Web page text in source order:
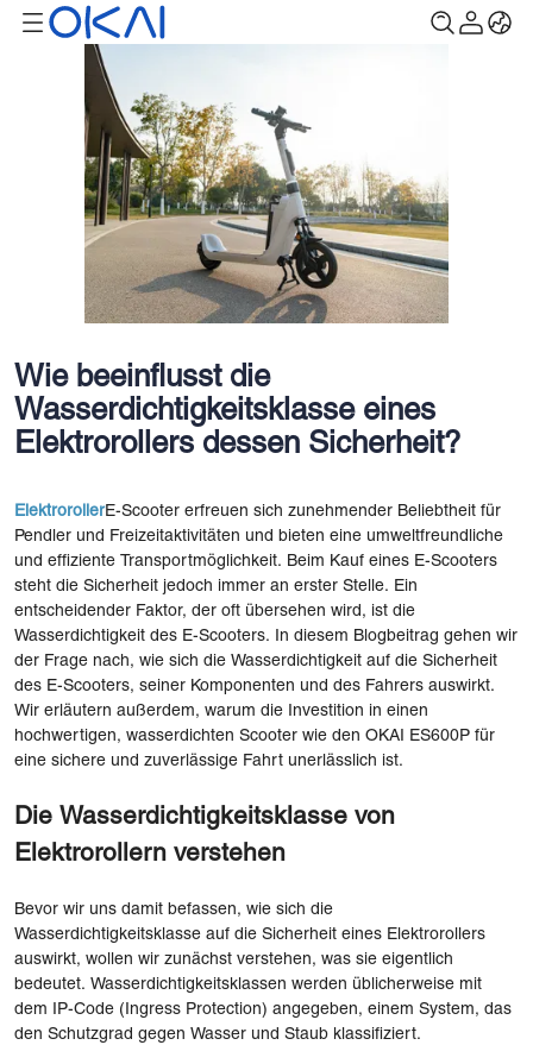
Wie beeinflusst die
Wasserdichtigkeitsklasse eines
Elektrorollers dessen Sicherheit?
ElektrorollerE-Scooter erfreuen sich zunehmender Beliebtheit für
Pendler und Freizeitaktivitäten und bieten eine umweltfreundliche
und effiziente Transportmöglichkeit. Beim Kauf eines E-Scooters
steht die Sicherheit jedoch immer an erster Stelle. Ein
entscheidender Faktor, der oft übersehen wird, ist die
Wasserdichtigkeit des E-Scooters. In diesem Blogbeitrag gehen wir
der Frage nach, wie sich die Wasserdichtigkeit auf die Sicherheit
des E-Scooters, seiner Komponenten und des Fahrers auswirkt.
Wir erläutern außerdem, warum die Investition in einen
hochwertigen, wasserdichten Scooter wie den OKAI ES600P für
eine sichere und zuverlässige Fahrt unerlässlich ist.
Die Wasserdichtigkeitsklasse von
Elektrorollern verstehen
Bevor wir uns damit befassen, wie sich die
Wasserdichtigkeitsklasse auf die Sicherheit eines Elektrorollers
auswirkt, wollen wir zunächst verstehen, was sie eigentlich
bedeutet. Wasserdichtigkeitsklassen werden üblicherweise mit
dem IP-Code (Ingress Protection) angegeben, einem System, das
den Schutzgrad gegen Wasser und Staub klassifiziert.